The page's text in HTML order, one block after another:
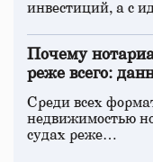
инвестиций, а с
Почему
реже всего:
Среди всех
недвижимостью
судах реже…